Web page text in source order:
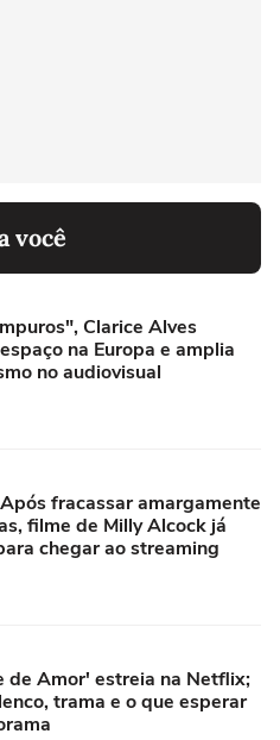
você
Clarice Alves
na Europa e amplia
no audiovisual
fracassar amargamente
filme de Milly Alcock já
chegar ao streaming
de Amor' estreia na Netflix;
trama e o que esperar